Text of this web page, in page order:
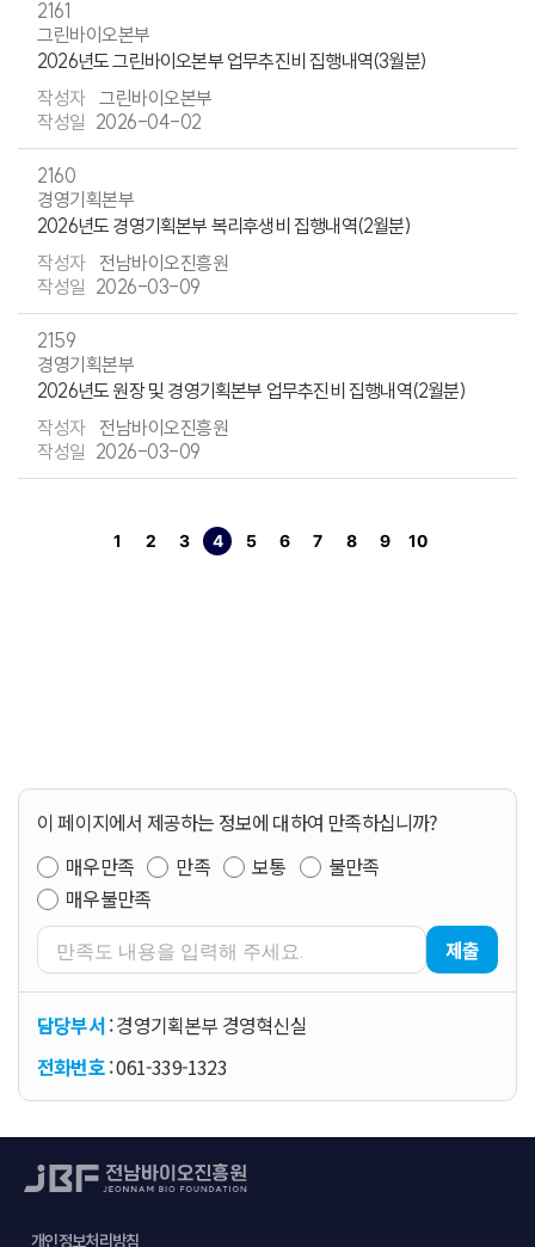
2161
그린바이오본부
2026년도 그린바이오본부 업무추진비 집행내역(3월분)
그린바이오본부
2026-04-02
2160
경영기획본부
2026년도 경영기획본부 복리후생비 집행내역(2월분)
전남바이오진흥원
2026-03-09
2159
경영기획본부
2026년도 원장 및 경영기획본부 업무추진비 집행내역(2월분)
전남바이오진흥원
2026-03-09
1
페이지
2
페이지
3
페이지열린
4
페이지
5
페이지
6
페이지
7
페이지
8
페이지
9
페이지
10
페이지
이 페이지에서 제공하는 정보에 대하여 만족하십니까?
매우만족
만족 보통
불만족
매우불만족
제출
담당부서: 경영기획본부 경영혁신실
전화번호: 061-339-1323
개인정보처리방침